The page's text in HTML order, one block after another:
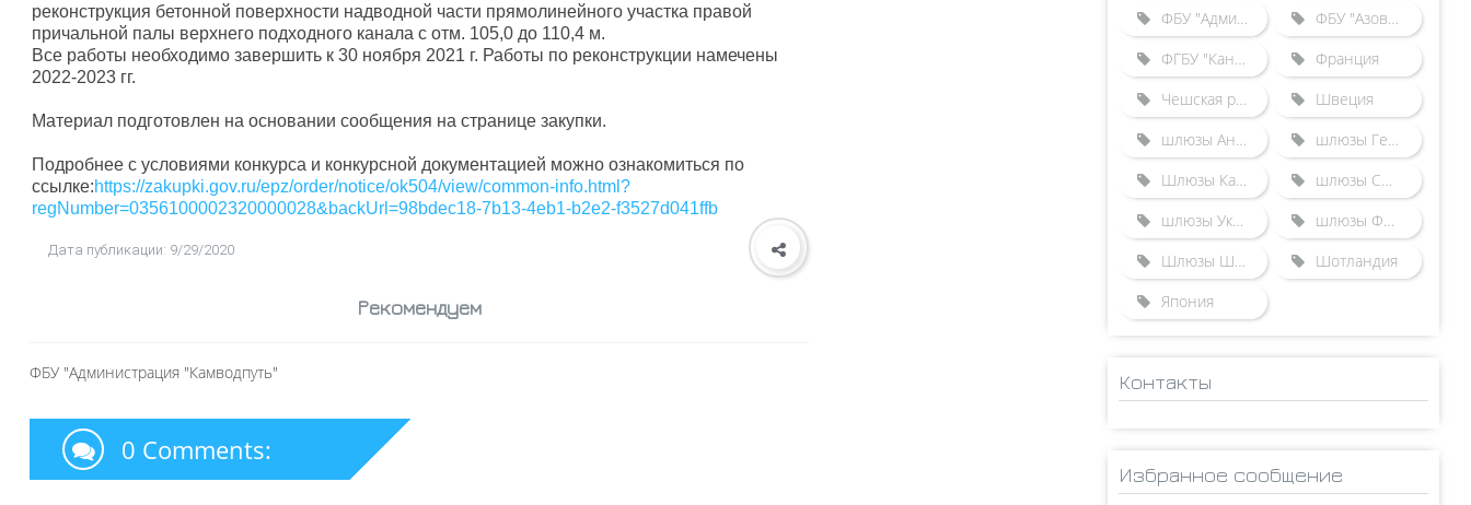
реконструкция бетонной поверхности надводной части прямолинейного участка правой
причальной палы верхнего подходного канала с отм. 105,0 до 110,4 м.
Все работы необходимо завершить к 30 ноября 2021 г. Работы по реконструкции намечены
2022-2023 гг.
Материал подготовлен на основании сообщения на странице закупки.
Подробнее с условиями конкурса и конкурсной документацией можно ознакомиться по
ссылке:https://zakupki.gov.ru/epz/order/notice/ok504/view/common-info.html?
regNumber=0356100002320000028&backUrl=98bdec18-7b13-4eb1-b2e2-f3527d041ffb
Дата публикации: 9/29/2020
Рекомендуем
ФБУ "Администрация "Камводпуть"
0 Comments:
ФБУ "Администрация "Камводпуть"
ФБУ "Азово-Донская бассейновая администрация"
ФГБУ "Канал имени Москвы"
Франция
Чешская республика
Швеция
шлюзы Англии
шлюзы Германии
Шлюзы Казахстана
шлюзы США
шлюзы Украины
шлюзы Франции
Шлюзы Швейцарии
Шотландия
Япония
Контакты
КСЕНОФОНТОВ
Избранное сообщение